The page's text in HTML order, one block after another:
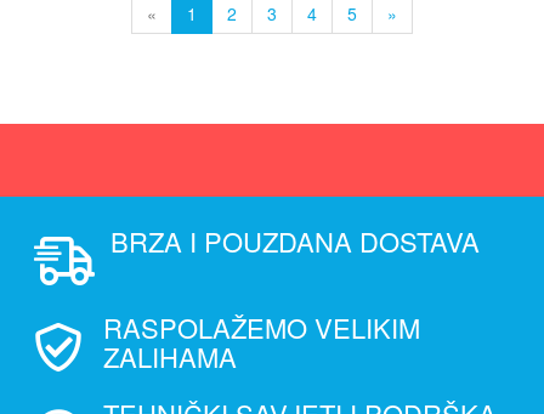
« 1 2 3 4 5 »
BRZA I POUZDANA DOSTAVA
RASPOLAŽEMO VELIKIM
ZALIHAMA